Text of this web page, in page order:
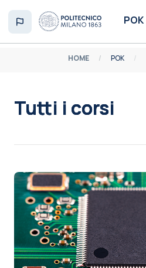
POK
HOME POK
Tutti i corsi